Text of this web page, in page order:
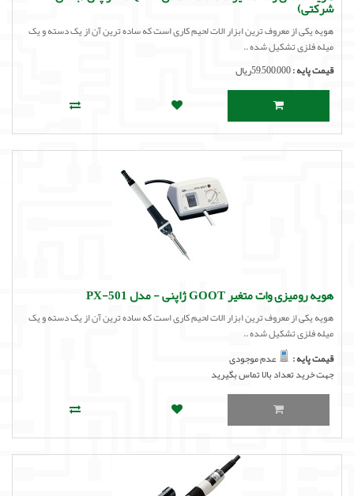
شرکتی)
هویه یکی از معروف ترین ابزار الات لحیم کاری است که ساده ترین آن از یک دسته و یک
میله فلزی تشکیل شده ..
قیمت پایه :59,500,000ریال
هویه رومیزی وات متغیر GOOT ژاپنی - مدل PX-501
هویه یکی از معروف ترین ابزار الات لحیم کاری است که ساده ترین آن از یک دسته و یک
میله فلزی تشکیل شده ..
قیمت پایه :
عدم موجودی
جهت خرید تعداد بالا تماس بگیرید